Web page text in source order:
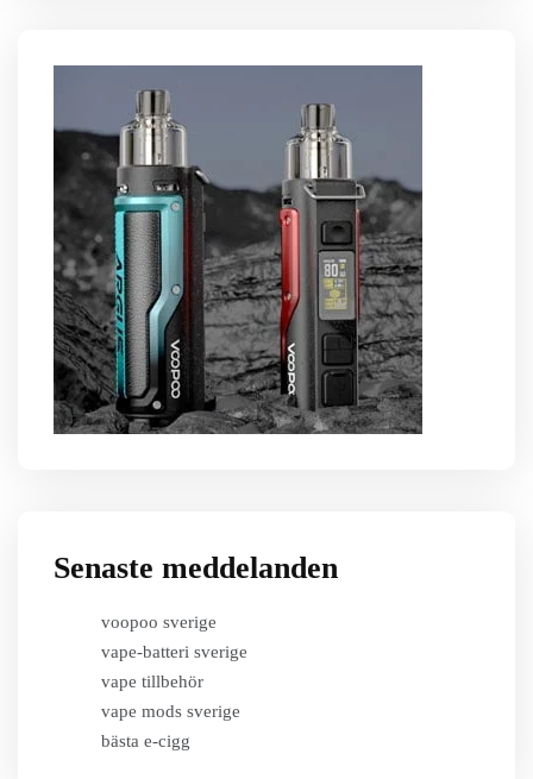
Senaste meddelanden
voopoo sverige
vape-batteri sverige
vape tillbehör
vape mods sverige
bästa e-cigg